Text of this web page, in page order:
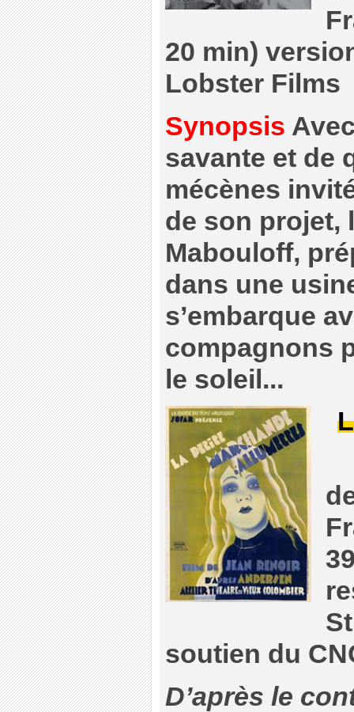
20 min)
Lobster Films
Synopsis
savante et de
mécènes
de son projet,
Mabouloff,
dans une
s’embarque
compagnons
le soleil...
soutien du
D’après le